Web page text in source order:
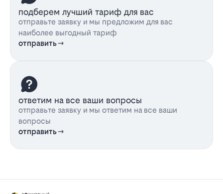
подберем лучший тариф для вас
отправьте заявку и мы предложим для вас
наиболее выгодный тариф
отправить
ответим на все ваши вопросы
отправьте заявку и мы ответим на все ваши
вопросы
отправить